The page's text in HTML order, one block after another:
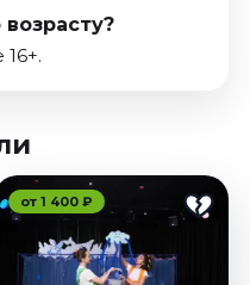
от 1 400 ₽